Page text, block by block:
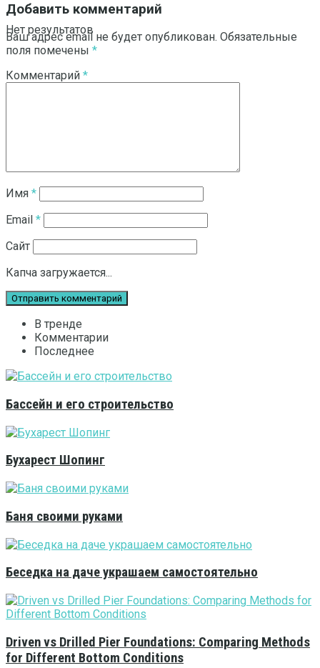
Нет результатов
Смотреть все результаты
Добавить комментарий
Ваш адрес email не будет опубликован. Обязательные
поля помечены *
Комментарий *
Имя *
Email *
Сайт
Капча загружается...
В тренде
Комментарии
Последнее
Бассейн и его строительство
Бухарест Шопинг
Баня своими руками
Беседка на даче украшаем самостоятельно
Driven vs Drilled Pier Foundations: Comparing Methods
for Different Bottom Conditions